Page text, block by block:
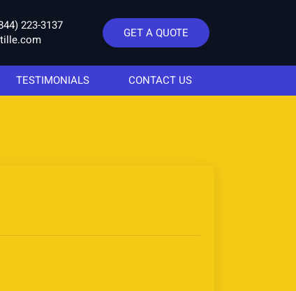
223-3137
GET A QUOTE
TESTIMONIALS CONTACT US